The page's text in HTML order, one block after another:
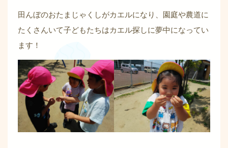
田んぼのおたまじゃくしがカエルになり、園庭や農道に
たくさんいて子どもたちはカエル探しに夢中になってい
ます！